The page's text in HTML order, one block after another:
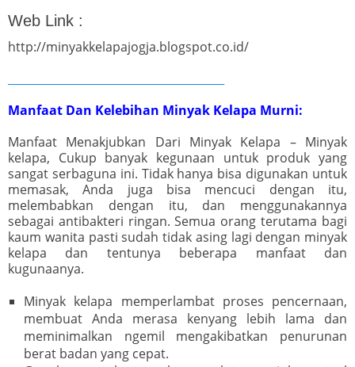
Web Link :
http://minyakkelapajogja.blogspot.co.id/
Manfaat Dan Kelebihan Minyak Kelapa Murni:
Manfaat Menakjubkan Dari Minyak Kelapa – Minyak
kelapa, Cukup banyak kegunaan untuk produk yang
sangat serbaguna ini. Tidak hanya bisa digunakan untuk
memasak, Anda juga bisa mencuci dengan itu,
melembabkan dengan itu, dan menggunakannya
sebagai antibakteri ringan. Semua orang terutama bagi
kaum wanita pasti sudah tidak asing lagi dengan minyak
kelapa dan tentunya beberapa manfaat dan
kugunaanya.
Minyak kelapa memperlambat proses pencernaan,
membuat Anda merasa kenyang lebih lama dan
meminimalkan ngemil mengakibatkan penurunan
berat badan yang cepat.